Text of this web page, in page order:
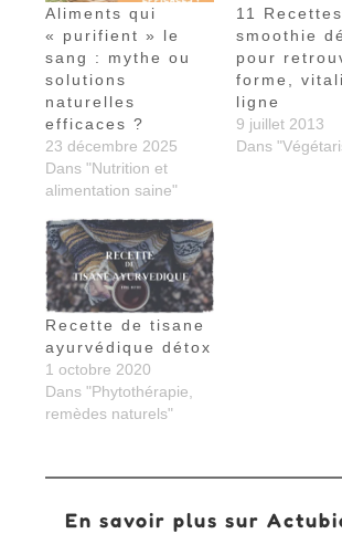
Aliments qui
« purifient » le
sang : mythe ou
solutions
naturelles
efficaces ?
23 décembre 2025
Dans "Nutrition et
alimentation saine"
11
smoothie
pour
forme,
ligne
9 juillet 2013
Dans
Recette de tisane
ayurvédique détox
1 octobre 2020
Dans "Phytothérapie,
remèdes naturels"
En savoir plus sur